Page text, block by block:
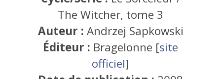
The Witcher, tome 3
Auteur : Andrzej Sapkowski
Éditeur : Bragelonne [site
officiel]